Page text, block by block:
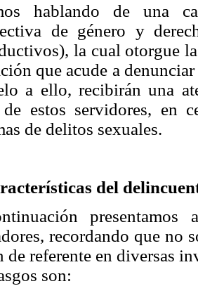
hablando de una
de género y
la cual otorgue
que acude a
a ello, recibirán una
estos servidores, en
de delitos sexuales.
del
presentamos
recordando que no
de referente en diversas
son: